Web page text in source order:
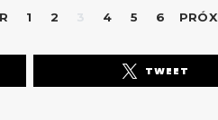
1 2 3 4 5 6
TWEET